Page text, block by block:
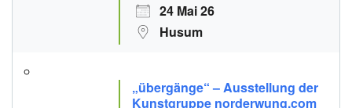
24 Mai 26
Husum
„übergänge“ – Ausstellung der
Kunstgruppe norderwung.com